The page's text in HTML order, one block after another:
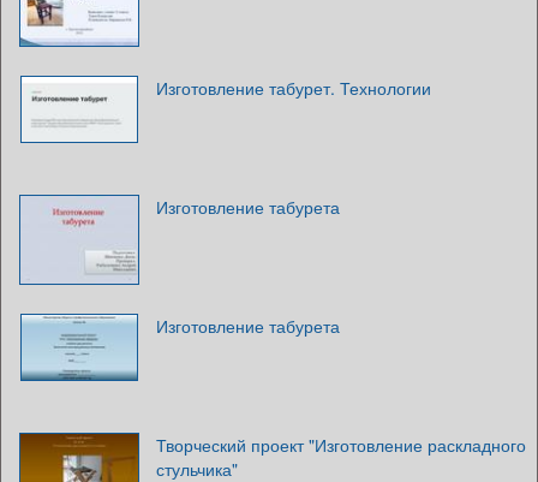
Изготовление табурет. Технологии
Изготовление табурета
Изготовление табурета
Творческий проект "Изготовление раскладного
стульчика"